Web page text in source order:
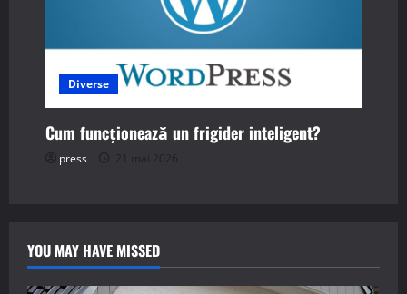
Diverse
Cum funcționează un frigider inteligent?
press 21 mai 2026
YOU MAY HAVE MISSED